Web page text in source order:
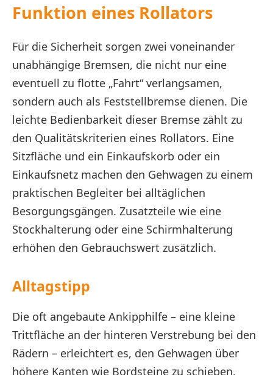
Funktion eines Rollators
Für die Sicherheit sorgen zwei voneinander
unabhängige Bremsen, die nicht nur eine
eventuell zu flotte „Fahrt“ verlangsamen,
sondern auch als Feststellbremse dienen. Die
leichte Bedienbarkeit dieser Bremse zählt zu
den Qualitätskriterien eines Rollators. Eine
Sitzfläche und ein Einkaufskorb oder ein
Einkaufsnetz machen den Gehwagen zu einem
praktischen Begleiter bei alltäglichen
Besorgungsgängen. Zusatzteile wie eine
Stockhalterung oder eine Schirmhalterung
erhöhen den Gebrauchswert zusätzlich.
Alltagstipp
Die oft angebaute Ankipphilfe – eine kleine
Trittfläche an der hinteren Verstrebung bei den
Rädern – erleichtert es, den Gehwagen über
höhere Kanten wie Bordsteine zu schieben.